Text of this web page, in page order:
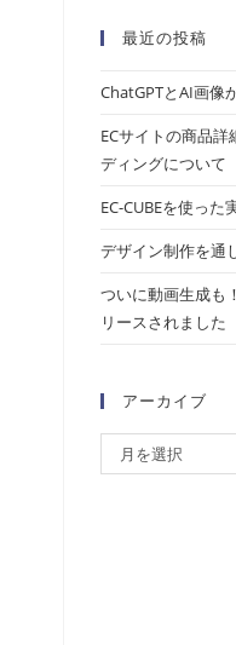
最近の投稿
ChatGPTとAI画像
ECサイトの商品
ディングについて
EC-CUBEを使っ
デザイン制作を通
ついに動画生成も
リースされました
アーカイブ
月を選択